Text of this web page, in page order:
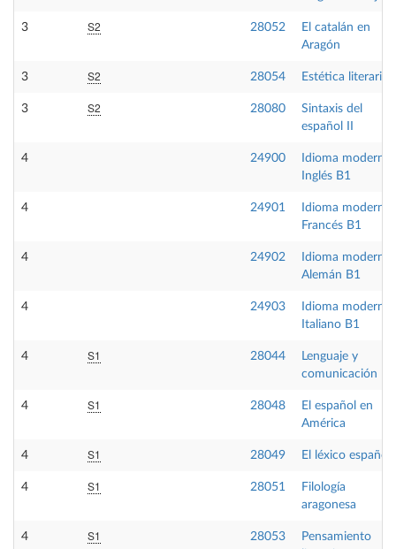
3 S2 28052
El catalán en
Aragón
3 S2 28054 Estética literaria
3 S2 28080
Sintaxis del
español II
4 24900
Idioma moderno
Inglés B1
4 24901
Idioma moderno
Francés B1
4 24902
Idioma moderno
Alemán B1
4 24903
Idioma moderno
Italiano B1
4 S1 28044
Lenguaje y
comunicación
4 S1 28048
El español en
América
4 S1 28049 El léxico español
4 S1 28051
Filología
aragonesa
4 S1 28053
Pensamiento